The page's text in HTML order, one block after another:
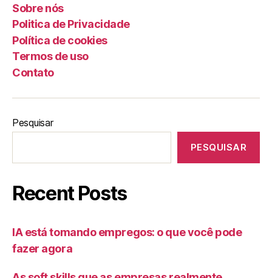
Sobre nós
Politica de Privacidade
Política de cookies
Termos de uso
Contato
Pesquisar
PESQUISAR
Recent Posts
IA está tomando empregos: o que você pode
fazer agora